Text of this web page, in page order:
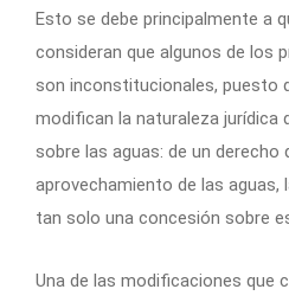
Esto se debe principalmente a
consideran que algunos de los
son inconstitucionales, puesto
modifican la naturaleza jurídica
sobre las aguas: de un derecho
aprovechamiento de las
tan solo una concesión sobre
Una de las modificaciones que